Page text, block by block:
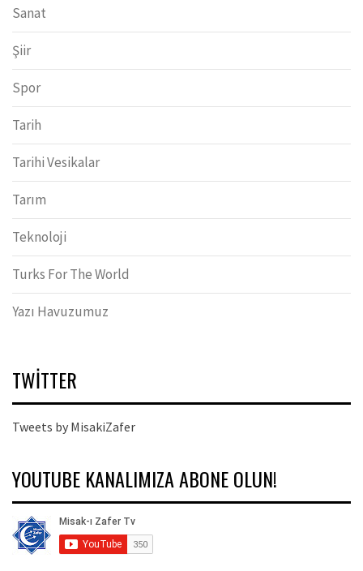
Sanat
Şiir
Spor
Tarih
Tarihi Vesikalar
Tarım
Teknoloji
Turks For The World
Yazı Havuzumuz
TWITTER
Tweets by MisakiZafer
YOUTUBE KANALIMIZA ABONE OLUN!